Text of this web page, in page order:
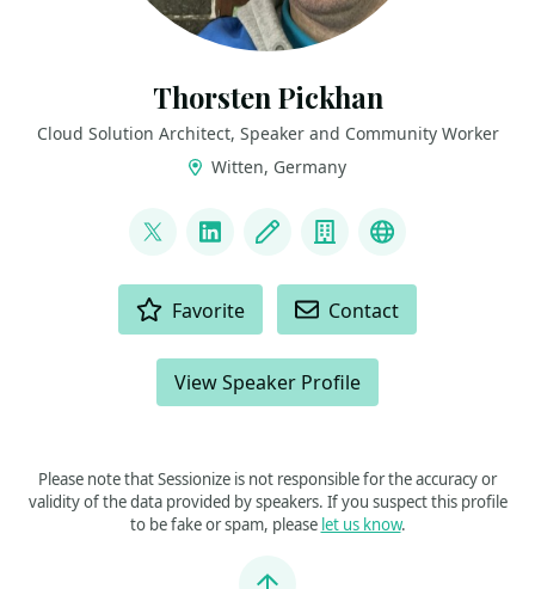
Thorsten Pickhan
Cloud Solution Architect, Speaker and Community Worker
Witten, Germany
@tpickhan
LinkedInBlog CompanyBluesky
Favorite Contact
View Speaker Profile
Please note that Sessionize is not responsible for the accuracy or
validity of the data provided by speakers. If you suspect this profile
to be fake or spam, please let us know.